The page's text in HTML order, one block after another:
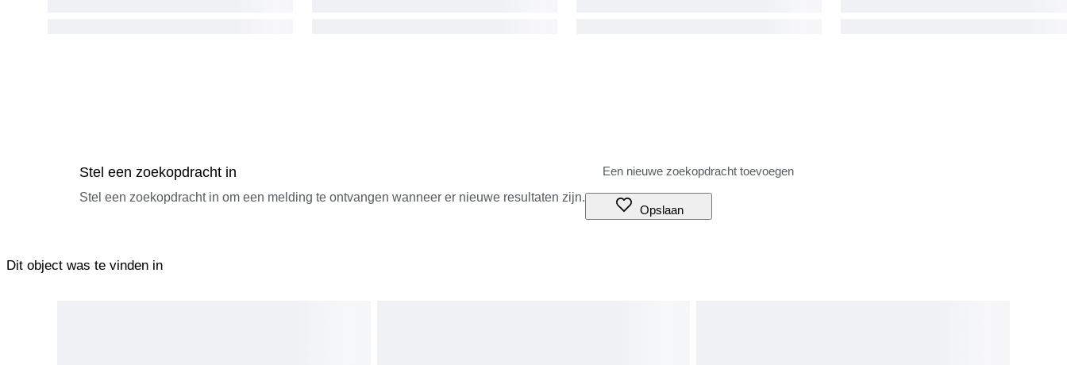
Stel een zoekopdracht in
Stel een zoekopdracht in om een melding te ontvangen wanneer er nieuwe resultaten zijn.
Opslaan
Dit object was te vinden in